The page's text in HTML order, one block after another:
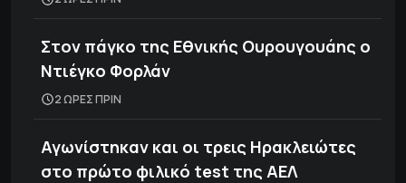
Στον πάγκο της Εθνικής Ουρουγουάης ο
Ντιέγκο Φορλάν
2 ΩΡΕΣ ΠΡΙΝ
Αγωνίστηκαν και οι τρεις Ηρακλειώτες
στο πρώτο φιλικό test της ΑΕΛ